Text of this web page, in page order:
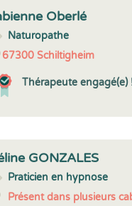
Oberlé
Naturopathe
67300 Schiltigheim
Thérapeute engagé(e)
GONZALES
Praticien en hypnose
Présent dans plusieurs